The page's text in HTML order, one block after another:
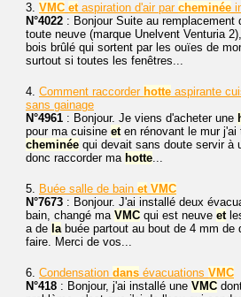
3. VMC etaspiration d'air par cheminée
N°4022 : Bonjour Suite au remplacement
toute neuve (marque Unelvent Venturia
bois brûlé qui sortent par les ouïes de
surtout si toutes les fenêtres...
4. Comment raccorder hotte aspirante
sans gainage
N°4961 : Bonjour. Je viens d'acheter une
pour ma cuisine eten rénovant le mur j'ai
cheminée qui devait sans doute servir à
donc raccorder ma hotte...
5. Buée salle de bain et VMC
N°7673 : Bonjour. J'ai installé deux
bain, changé ma VMC qui est neuve et
a de labuée partout au bout de 4 mm de
faire. Merci de vos...
6. Condensation dans évacuations VMC
N°418 : Bonjour, j'ai installé une VMC